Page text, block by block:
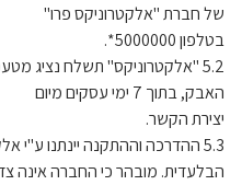
של חברת "אלקטרוניקס פרו"
בטלפון 5000000*.
5.2 "אלקטרוניקס" תשלח נציג
האבק, בתוך 7 ימי עסקים מיום
יצירת הקשר.
5.3 ההדרכה וההתקנה יינתנו ע"י
הבלעדית. מובהר כי החברה אינה